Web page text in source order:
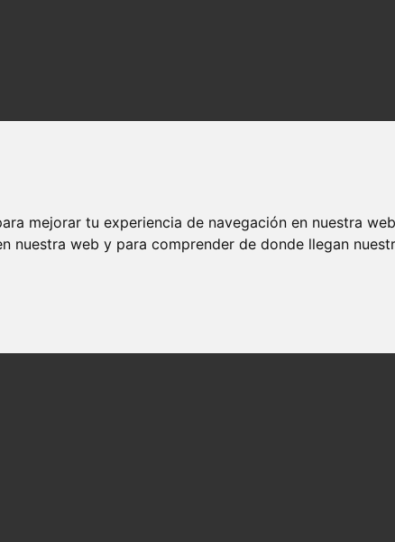
mejorar tu experiencia de navegación en nuestra
nuestra web y para comprender de donde llegan